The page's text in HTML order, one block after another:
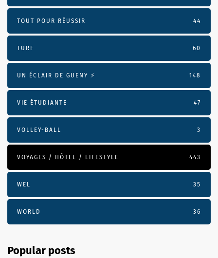
TOUT POUR RÉUSSIR 44
TURF 60
UN ÉCLAIR DE GUENY ⚡️ 148
VIE ÉTUDIANTE 47
VOLLEY-BALL 3
VOYAGES / HÔTEL / LIFESTYLE 443
WEL 35
WORLD 36
Popular posts